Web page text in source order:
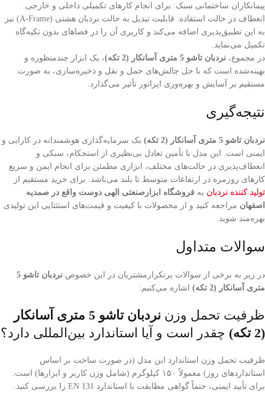
پیمانکاران ساختمانی سبک: برای انجام کارهای تکمیلی داخلی و خارجی.
انعطاف در حالت استفاده: قابلیت تبدیل به حالت نردبان هشتی (A-Frame) نیز
به این تطبیق‌پذیری اضافه می‌کند و کاربری آن را در فضاهای بدون تکیه‌گاه
تکمیل می‌نماید.
در مجموع، نردبان تاشو 5 متری آسانکار (2 تکه)
، یک ابزار چندمنظوره و
بهینه‌شده است که با حل چالش‌های حمل و نقل و ذخیره‌سازی، به صورت
مستقیم بر آسایش و بهره‌وری اپراتور تأثیر می‌گذارد.
نتیجه‌گیری
نردبان تاشو 5 متری آسانکار (2 تکه)
یک سرمایه‌گذاری هوشمندانه در کارایی و
ایمنی است. این مدل با تأمین تعادل بی‌نظیری از استحکام، سبکی و
انعطاف‌پذیری در حالت‌های مختلف، ابزاری مطمئن برای انجام ایمن و سریع
کارهای روزمره در ارتفاعات متوسط تا بلند می‌باشد. برای خرید مستقیم از
تولید کننده نردبان به فروشگاه ابزارصنعتی الهی دوست واقع در صمدیه
اصفهان مراجعه کنید و از محصولات با کیفیت و قیمت‌های استثتایی این تولیدی
بهره‌مند شوید.
سوالات متداول
در زیر به برخی از سوالات پرتکرارمشتریان در این خصوص
نردبان تاشو 5
متری آسانکار (2 تکه)
اشاره می‌کنیم:
ظرفیت تحمل وزن
نردبان تاشو 5 متری آسانکار
(2 تکه)
چقدر است و آیا استاندارد بین‌المللی دارد؟
ظرفیت تحمل وزن استاندارد این مدل (در صورت ساخت بر اساس
استانداردهای روز) معمولاً ۱۵۰ کیلوگرم (شامل وزن کاربر و ابزارها) است.
برای تأیید ایمنی، حتماً گواهی مطابقت با استاندارد EN 131 را بررسی کنید.